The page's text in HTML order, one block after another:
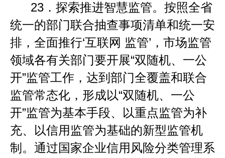
23． 探索推进智慧监管。按照全省
统一的部门联合抽查事项清单和统一安
排，全面推行‘互联网 监管’ ，市场监管
领域各有关部门要开展“双随机、一公
开”监管工作，达到部门全覆盖和联合
监管常态化，形成以“双随机、一公
开”监管为基本手段、以重点监管为补
充、以信用监管为基础的新型监管机
制。通过国家企业信用风险分类管理系